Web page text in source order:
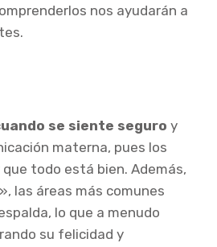
nos ayudarán a
se siente seguro y
materna, pues los
todo está bien. Además,
las áreas más comunes
lo que a menudo
su felicidad y